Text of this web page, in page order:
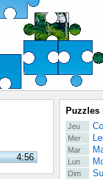
4:56
Puzzles
Jeu
Mer
Mar
Lun
Dim